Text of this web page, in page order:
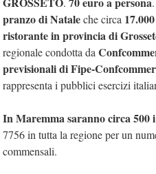
pranzo di Nataleche circa
ristorante in provincia di
regionale condotta da
previsionali di Fipe-
rappresenta i pubblici esercizi
In Maremma saranno circa
7756 in tutta la regione per un
commensali.